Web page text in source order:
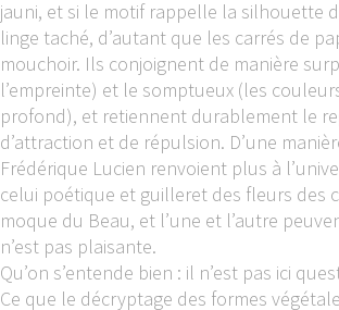
jauni, et si le motif rappelle la silhouette
linge taché, d’autant que les carrés de
mouchoir. Ils conjoignent de manière
l’empreinte) et le somptueux (les
profond), et retiennent durablement le
d’attraction et de répulsion. D’une
Frédérique Lucien renvoient plus à
celui poétique et guilleret des fleurs des
moque du Beau, et l’une et l’autre
n’est pas plaisante.
Qu’on s’entende bien : il n’est pas ici
Ce que le décryptage des formes